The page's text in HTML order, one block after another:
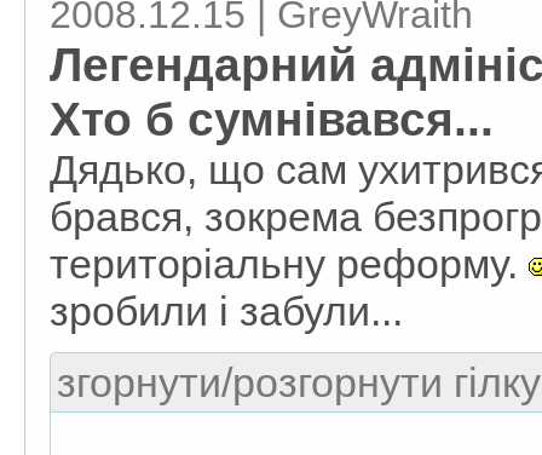
2008.12.15 | GreyWraith
Легендарний
Хто б сумнівався...
Дядько, що сам
брався, зокрема
територіальну реформу.
зробили і забули...
згорнути/розгорнути